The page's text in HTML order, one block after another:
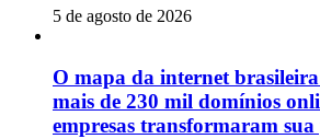
5 de agosto de 2026
O mapa da internet
mais de 230 mil domínios
empresas transformaram